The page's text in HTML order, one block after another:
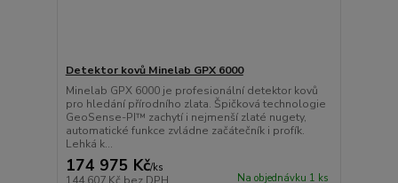
Detektor kovů Minelab GPX 6000
Minelab GPX 6000 je profesionální detektor kovů
pro hledání přírodního zlata. Špičková technologie
GeoSense-PI™ zachytí i nejmenší zlaté nugety,
automatické funkce zvládne začátečník i profík.
Lehká k...
174 975 Kč/ks
Na objednávku 1 ks